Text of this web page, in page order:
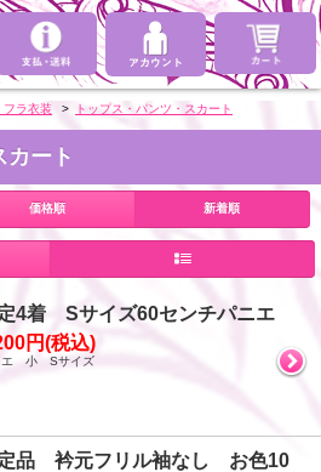
フラ衣装 > トップス・パンツ・スカート
カート
価格順 新着順
4着 Sサイズ60センチパニエ
円(税込)
エ 小 Sサイズ
品 衿元フリル袖なし お色10